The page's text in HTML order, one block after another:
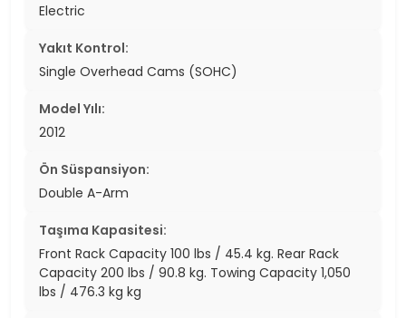
Electric
Yakıt Kontrol:
Single Overhead Cams (SOHC)
Model Yılı:
2012
Ön Süspansiyon:
Double A-Arm
Taşıma Kapasitesi:
Front Rack Capacity 100 lbs / 45.4 kg. Rear Rack
Capacity 200 lbs / 90.8 kg. Towing Capacity 1,050
lbs / 476.3 kg kg